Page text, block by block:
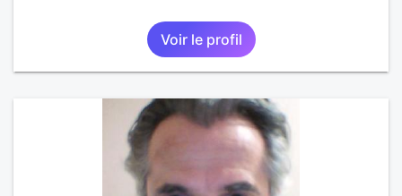
Voir le profil